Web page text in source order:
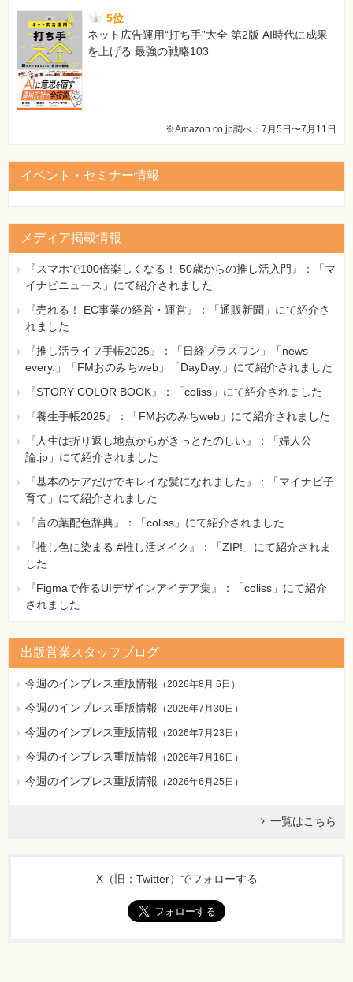
5位
ネット広告運用“打ち手”大全 第2版 AI時代に成果
を上げる 最強の戦略103
※Amazon.co.jp調べ：7月5日〜7月11日
イベント・セミナー情報
メディア掲載情報
『スマホで100倍楽しくなる！ 50歳からの推し活入門』：「マ
イナビニュース」にて紹介されました
『売れる！ EC事業の経営・運営』：「通販新聞」にて紹介さ
れました
『推し活ライフ手帳2025』：「日経プラスワン」「news
every.」「FMおのみちweb」「DayDay.」にて紹介されました
『STORY COLOR BOOK』：「coliss」にて紹介されました
『養生手帳2025』：「FMおのみちweb」にて紹介されました
『人生は折り返し地点からがきっとたのしい』：「婦人公
論.jp」にて紹介されました
『基本のケアだけでキレイな髪になれました』：「マイナビ子
育て」にて紹介されました
『言の葉配色辞典』：「coliss」にて紹介されました
『推し色に染まる #推し活メイク』：「ZIP!」にて紹介されま
した
『Figmaで作るUIデザインアイデア集』：「coliss」にて紹介
されました
出版営業スタッフブログ
今週のインプレス重版情報 （2026年8月 6日 ）
今週のインプレス重版情報 （2026年7月30日 ）
今週のインプレス重版情報 （2026年7月23日 ）
今週のインプレス重版情報 （2026年7月16日 ）
今週のインプレス重版情報 （2026年6月25日 ）
一覧はこちら
X（旧：Twitter）でフォローする